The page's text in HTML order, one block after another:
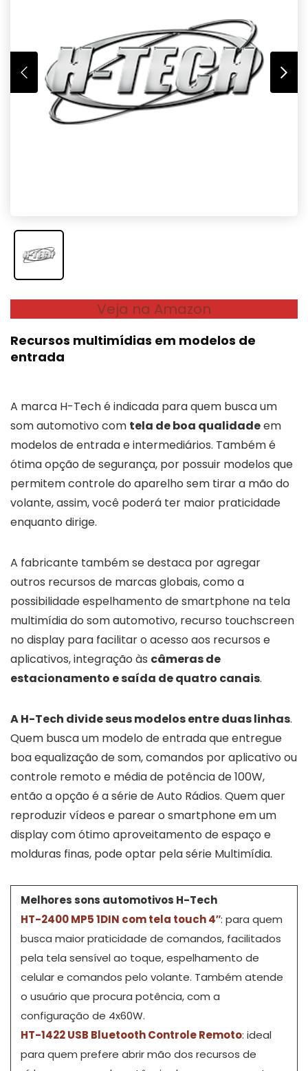
Veja na Amazon
Recursos multimídias em modelos de
entrada
A marca H-Tech é indicada para quem busca um
som automotivo com tela de boa qualidadeem
modelos de entrada e intermediários. Também é
ótima opção de segurança, por possuir modelos que
permitem controle do aparelho sem tirar a mão do
volante, assim, você poderá ter maior praticidade
enquanto dirige.
A fabricante também se destaca por agregar
outros recursos de marcas globais, como a
possibilidade espelhamento de smartphone na tela
multimídia do som automotivo, recurso touchscreen
no display para facilitar o acesso aos recursos e
aplicativos, integração às câmeras de
estacionamento e saída de quatro canais.
A H-Tech divide seus modelos entre duas linhas.
Quem busca um modelo de entrada que entregue
boa equalização de som, comandos por aplicativo ou
controle remoto e média de potência de 100W,
então a opção é a série de Auto Rádios. Quem quer
reproduzir vídeos e parear o smartphone em um
display com ótimo aproveitamento de espaço e
molduras finas, pode optar pela série Multimídia.
Melhores sons automotivos H-Tech
HT-2400 MP5 1DIN com tela touch 4″: para quem
busca maior praticidade de comandos, facilitados
pela tela sensível ao toque, espelhamento de
celular e comandos pelo volante. Também atende
o usuário que procura potência, com a
configuração de 4x60W.
HT-1422 USB Bluetooth Controle Remoto: ideal
para quem prefere abrir mão dos recursos de